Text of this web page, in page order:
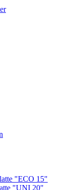
"ECO 15"
"UNI 20"